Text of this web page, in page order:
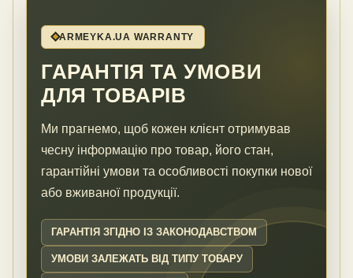
ARMEYKA.UA WARRANTY
ГАРАНТІЯ ТА УМОВИ
ДЛЯ ТОВАРІВ
Ми прагнемо, щоб кожен клієнт отримував
чесну інформацію про товар, його стан,
гарантійні умови та особливості покупки нової
або вживаної продукції.
ГАРАНТІЯ ЗГІДНО ІЗ ЗАКОНОДАВСТВОМ
УМОВИ ЗАЛЕЖАТЬ ВІД ТИПУ ТОВАРУ